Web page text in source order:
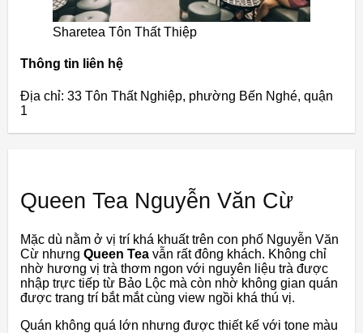
Sharetea Tôn Thất Thiệp
Thông tin liên hệ
Địa chỉ: 33 Tôn Thất Nghiệp, phường Bến Nghé, quận
1
Queen Tea Nguyễn Văn Cừ
Mặc dù nằm ở vị trí khá khuất trên con phố Nguyễn Văn
Cừ nhưng Queen Tea vẫn rất đông khách. Không chỉ
nhờ hương vị trà thơm ngon với nguyên liệu trà được
nhập trực tiếp từ Bảo Lộc mà còn nhờ không gian quán
được trang trí bắt mắt cùng view ngồi khá thú vị.
Quán không quá lớn nhưng được thiết kế với tone màu